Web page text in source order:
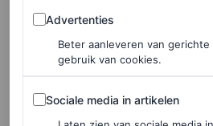
Shop de stijl
Allen White
Fan van White’s tijdloze stijl?
Advertenties
Advertenties
Beter aanleveren van
gebruik van cookies.
Sociale media in artikelen
Sociale media in artikelen